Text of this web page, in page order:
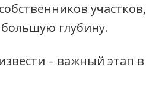
участков,
глубину.
– важный этап в